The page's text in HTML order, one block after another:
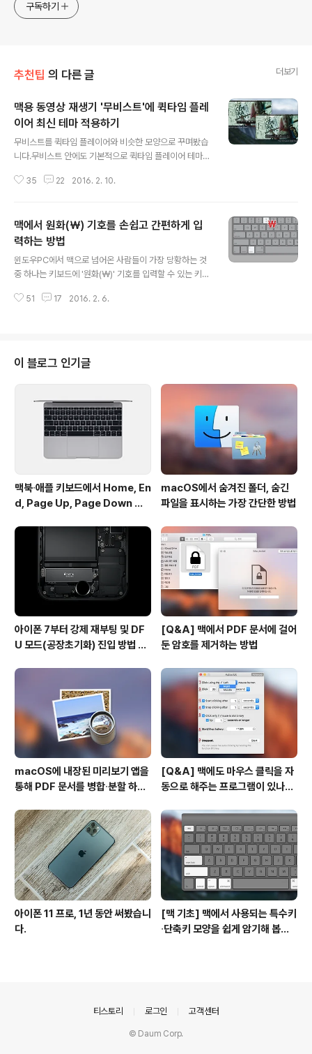
구독하기
추천팁 의 다른 글 더보기
맥용 동영상 재생기 '무비스트'에 퀵타임 플레
이어 최신 테마 적용하기
무비스트를 퀵타임 플레이어와 비슷한 모양으로 꾸며봤습
니다.무비스트 안에도 기본적으로 퀵타임 플레이어 테마가
의 플랫한 디자인과 매치가 잘 되지 않습니다. (위 사진) 일
르더군요. (영상 옆에 재생목록이나 속성 창을 띄울 수 있는
톱니 버튼이 메인 패널에 달려있지 않은 경우가 대표적입
니다.)이에 데비안아트에 올려진 테마를 바탕으로, 퀵타임
플레이어 최신 버전과 최대한 비슷하면서도 톱니바퀴 버튼
을 달아 무비스트 부가기능을 편하게 사용할 수 있게 했습
니다. 저처럼 순정 분위기(?)를 느끼고 싶은 분이라면 한번
35 22 2016. 2. 10.
맥에서 원화(￦) 기호를 손쉽고 간편하게 입
력하는 방법
윈도우PC에서 맥으로 넘어온 사람들이 가장 당황하는 것
중 하나는 키보드에 '원화(￦)' 기호를 입력할 수 있는 키가
기울어진 백슬래시(\)가 자리 잡고 있죠. 그래서 맥에서 원
도 있습니다. 사실 어느 쪽이든 그리 편한 방법은 아니죠. *
control + command + space 키를 누르면 이모티콘
및 기호 창이 나타납니다. 반면에 윈도우PC는 일반인의 입
장에서 사용 빈도가 떨어지는 백슬래시 대신, 상대적으로
많이 쓰이는 원화 기호를 새겨넣은 경우를 많이 볼 수 있습
51 17 2016. 2. 6.
이 블로그 인기글
맥북∙애플 키보드에서 Home, En
d, Page Up, Page Down 키
macOS에서 숨겨진 폴더, 숨긴
파일을 표시하는 가장 간단한 방법
아이폰 7부터 강제 재부팅 및 DF
U 모드(공장초기화) 진입 방법 변
[Q&A] 맥에서 PDF 문서에 걸어
둔 암호를 제거하는 방법
macOS에 내장된 미리보기 앱을
통해 PDF 문서를 병합∙분할 하는
[Q&A] 맥에도 마우스 클릭을 자
동으로 해주는 프로그램이 있나
아이폰 11 프로, 1년 동안 써봤습니
다.
[맥 기초] 맥에서 사용되는 특수키
∙단축키 모양을 쉽게 암기해 봅시
티스토리 로그인 고객센터
© Daum Corp.